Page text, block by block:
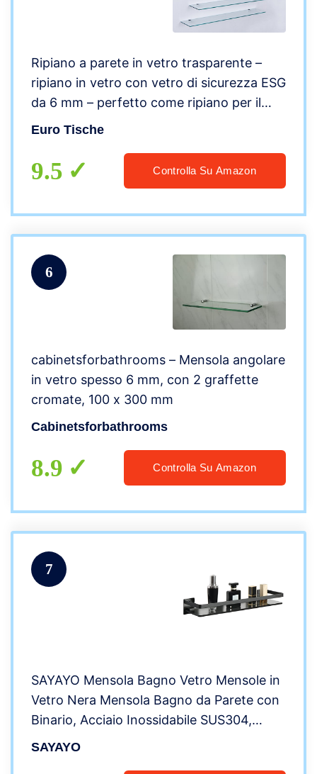
Ripiano a parete in vetro trasparente –
ripiano in vetro con vetro di sicurezza ESG
da 6 mm – perfetto come ripiano per il
bagno – diverse dimensioni (30 cm,
Euro Tische
9.5 Controlla Su Amazon
6
cabinetsforbathrooms – Mensola angolare
in vetro spesso 6 mm, con 2 graffette
cromate, 100 x 300 mm
Cabinetsforbathrooms
8.9 Controlla Su Amazon
7
SAYAYO Mensola Bagno Vetro Mensole in
Vetro Nera Mensola Bagno da Parete con
Binario, Acciaio Inossidabile SUS304,
EGDL1001-B
SAYAYO